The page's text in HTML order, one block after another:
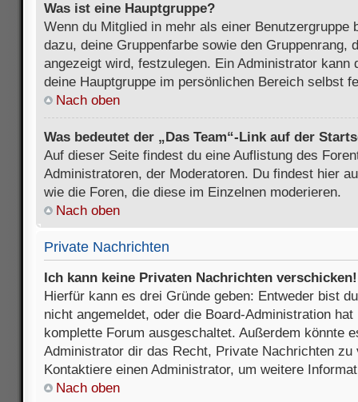
Was ist eine Hauptgruppe?
Wenn du Mitglied in mehr als einer Benutzergruppe
dazu, deine Gruppenfarbe sowie den Gruppenrang,
angezeigt wird, festzulegen. Ein Administrator kann
deine Hauptgruppe im persönlichen Bereich selbst
Nach oben
Was bedeutet der „Das Team“-Link auf der
Auf dieser Seite findest du eine Auflistung des
Administratoren, der Moderatoren. Du findest hier
wie die Foren, die diese im Einzelnen moderieren.
Nach oben
Private Nachrichten
Ich kann keine Privaten Nachrichten verschicken!
Hierfür kann es drei Gründe geben: Entweder bist
nicht angemeldet, oder die Board-Administration
komplette Forum ausgeschaltet. Außerdem könnte
Administrator dir das Recht, Private Nachrichten
Kontaktiere einen Administrator, um weitere
Nach oben